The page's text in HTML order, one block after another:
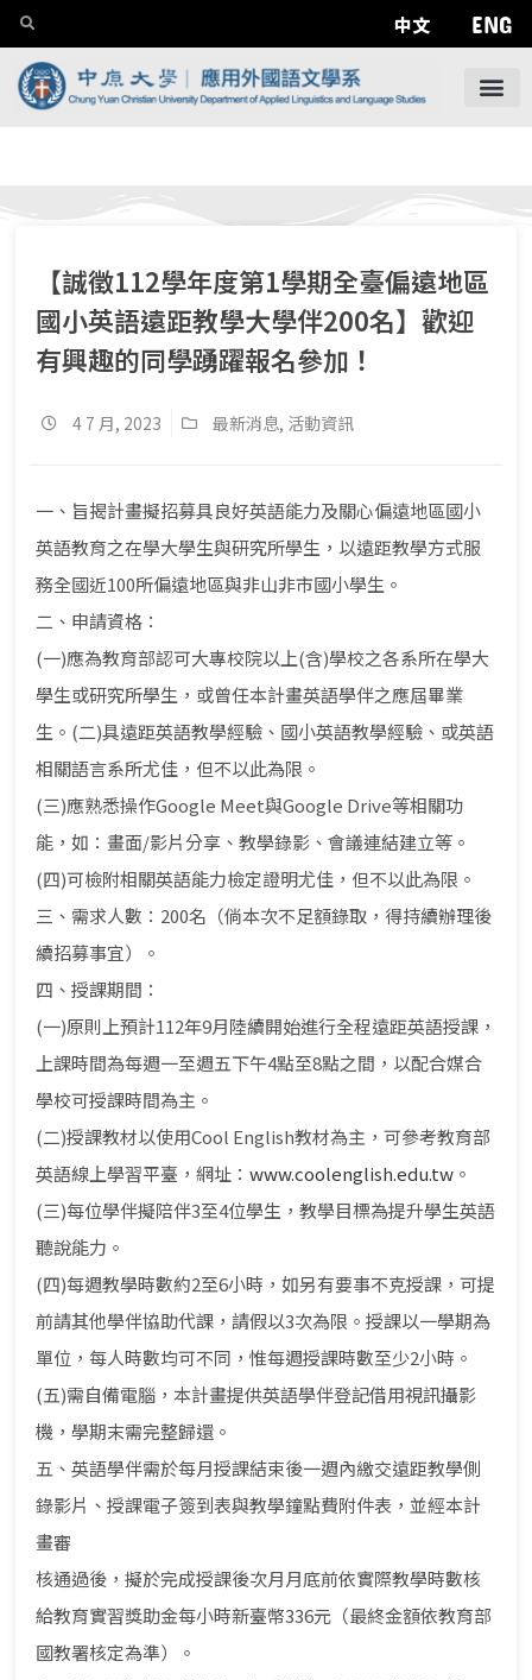
中文 ENG
【誠徵112學年度第1學期全臺偏遠地區
國小英語遠距教學大學伴200名】歡迎
有興趣的同學踴躍報名參加！
4 7 月, 2023 最新消息, 活動資訊
一、旨揭計畫擬招募具良好英語能力及關心偏遠地區國小
英語教育之在學大學生與研究所學生，以遠距教學方式服
務全國近100所偏遠地區與非山非市國小學生。
二、申請資格：
(一)應為教育部認可大專校院以上(含)學校之各系所在學大
學生或研究所學生，或曾任本計畫英語學伴之應屆畢業
生。(二)具遠距英語教學經驗、國小英語教學經驗、或英語
相關語言系所尤佳，但不以此為限。
(三)應熟悉操作Google Meet與Google Drive等相關功
能，如：畫面/影片分享、教學錄影、會議連結建立等。
(四)可檢附相關英語能力檢定證明尤佳，但不以此為限。
三、需求人數：200名（倘本次不足額錄取，得持續辦理後
續招募事宜）。
四、授課期間：
(一)原則上預計112年9月陸續開始進行全程遠距英語授課，
上課時間為每週一至週五下午4點至8點之間，以配合媒合
學校可授課時間為主。
(二)授課教材以使用Cool English教材為主，可參考教育部
英語線上學習平臺，網址： www.coolenglish.edu.tw 。
(三)每位學伴擬陪伴3至4位學生，教學目標為提升學生英語
聽說能力。
(四)每週教學時數約2至6小時，如另有要事不克授課，可提
前請其他學伴協助代課，請假以3次為限。授課以一學期為
單位，每人時數均可不同，惟每週授課時數至少2小時。
(五)需自備電腦，本計畫提供英語學伴登記借用視訊攝影
機，學期末需完整歸還。
五、英語學伴需於每月授課結束後一週內繳交遠距教學側
錄影片、授課電子簽到表與教學鐘點費附件表，並經本計
畫審
核通過後，擬於完成授課後次月月底前依實際教學時數核
給教育實習獎助金每小時新臺幣336元（最終金額依教育部
國教署核定為準）。